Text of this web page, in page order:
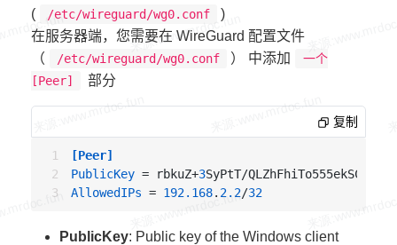
(
/etc/wireguard/wg0.conf
)
在服务器端，您需要在 WireGuard 配置文件
（
/etc/wireguard/wg0.conf ） 中添加
一个
[Peer]
部分
复制
[Peer]
PublicKey = rbkuZ+3
AllowedIPs = 192.168. 2.2/32
PublicKey: Public key of the Windows client